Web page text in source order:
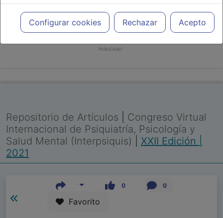
meramente informativo, siendo responsabilidad de los
profesionales facultados prescribir medicamentos y decidir, en
cada caso concreto, el tratamiento más adecuado a las
necesidades del paciente.
Configurar cookies Rechazar Acepto
PUBLICIDAD
Repositorio de Artículos
Congreso Virtual
Internacional de Psiquiatría, Psicología y
Salud Mental (Interpsiquis)
XXII Edición |
2021
0 0
Favorito